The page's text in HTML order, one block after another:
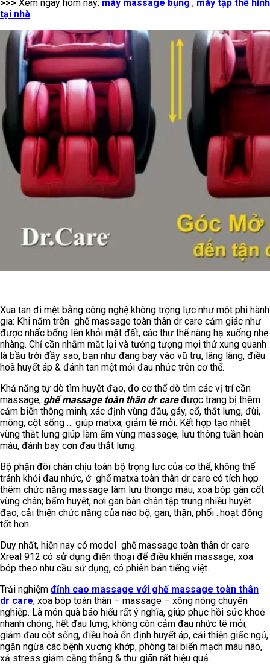
>>> Xem ngay hôm nay: máy massage bụng ; máy tập thể hình
tại nhà
Xua tan đi mệt bằng công nghệ không trọng lực như một phi hành
gia: Khi nằm trên ghế massage toàn thân dr care cảm giác như
được nhấc bổng lên khỏi mặt đất, các thư thế nâng hạ xuống nhẹ
nhàng. Chỉ cần nhắm mắt lại và tưởng tượng mọi thứ xung quanh
là bầu trời đầy sao, bạn như đang bay vào vũ trụ, lâng lâng, điều
hoà huyết áp & đánh tan mệt mỏi đau nhức trên cơ thể.
Khả năng tự dò tìm huyệt đạo, đo cơ thể dò tìm các vị trí cần
massage, ghế massage toàn thân dr caređược trang bị thêm
cảm biến thông minh, xác định vùng đầu, gáy, cổ, thắt lưng, đùi,
mông, cột sống … giúp matxa, giảm tê mỏi. Kết hợp tạo nhiệt
vùng thắt lưng giúp làm ấm vùng massage, lưu thông tuần hoàn
máu, đánh bay cơn đau thắt lưng.
Bộ phận đôi chân chịu toàn bộ trọng lực của cơ thể, không thể
tránh khỏi đau nhức, ở ghế matxa toàn thân dr care có tích hợp
thêm chức năng massage làm lưu thongo máu, xoa bóp gân cốt
vùng chân; bấm huyệt, nơi gan bàn chân tập trung nhiều huyệt
đạo, cải thiện chức năng của não bộ, gan, thận, phổi ..hoạt động
tốt hơn.
Duy nhất, hiện nay có model ghế massage toàn thân dr care
Xreal 912 có sử dụng điện thoại để điều khiển massage, xoa
bóp theo nhu cầu sử dụng, có phiên bản tiếng việt.
Trải nghiệm đỉnh cao massage với ghế massage toàn thân
dr care, xoa bóp toàn thân – massage – xông nóng chuyên
nghiệp. Là món quà báo hiếu rất ý nghĩa, giúp phục hồi sức khoẻ
nhanh chóng, hết đau lưng, không còn cảm đau nhức tê mỏi,
giảm đau cột sống, điều hoà ổn định huyết áp, cải thiện giấc ngủ,
ngăn ngừa các bệnh xương khớp, phòng tai biến mạch máu não,
xả stress giảm căng thẳng & thư giãn rất hiệu quả.